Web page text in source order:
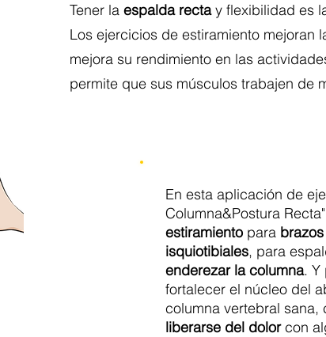
Tener la espalda rectay flexibilidad es
Los ejercicios de estiramiento mejoran
mejora su rendimiento en las
permite que sus músculos trabajen de
En esta aplicación de
Columna&Postura
estiramientopara brazos
isquiotibiales, para
enderezar la columna. Y
fortalecer el núcleo del
columna vertebral sana,
liberarse del dolorcon